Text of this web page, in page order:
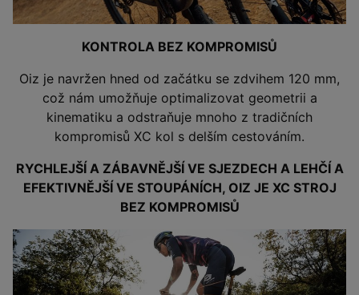
KONTROLA BEZ KOMPROMISŮ
Oiz je navržen hned od začátku se zdvihem 120 mm,
což nám umožňuje optimalizovat geometrii a
kinematiku a odstraňuje mnoho z tradičních
kompromisů XC kol s delším cestováním.
RYCHLEJŠÍ A ZÁBAVNĚJŠÍ VE SJEZDECH A LEHČÍ A
EFEKTIVNĚJŠÍ VE STOUPÁNÍCH, OIZ JE XC STROJ
BEZ KOMPROMISŮ